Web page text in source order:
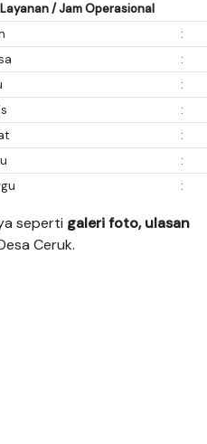
/ Jam Operasional
:
:
:
:
:
:
:
seperti galeri foto, ulasan
Ceruk.